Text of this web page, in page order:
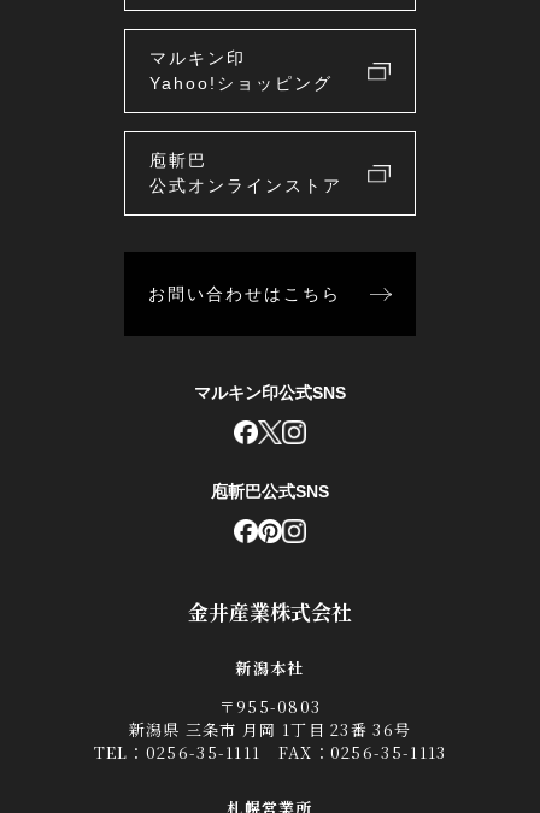
金井産業株式会社
新潟本社
〒955-0803
新潟県 三条市 月岡 1丁目 23番 36号
TEL： 0256-35-1111 FAX：0256-35-1113
札幌営業所
マルキン印
Yahoo!ショッピング
庖斬巴
公式オンラインストア
お問い合わせはこちら
マルキン印公式SNS
庖斬巴公式SNS